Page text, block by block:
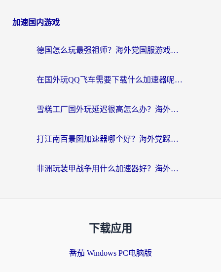
加速国内游戏
德国怎么玩最强祖师？海外党国服游戏加速器选择全攻略（附宝可梦Online实测）
在国外玩QQ飞车需要下载什么加速器呢？海外党亲测有效的国服游戏加速指南
雪糕工厂国外玩延迟很高怎么办？海外玩家国服游戏加速终极攻略（附实测推荐）
打江南百景图加速器哪个好？海外党踩坑N次后，终于找到不卡的秘诀
非洲玩装甲战争用什么加速器好？海外党亲测有效的国服游戏加速方案
下载应用
番茄 Windows PC电脑版